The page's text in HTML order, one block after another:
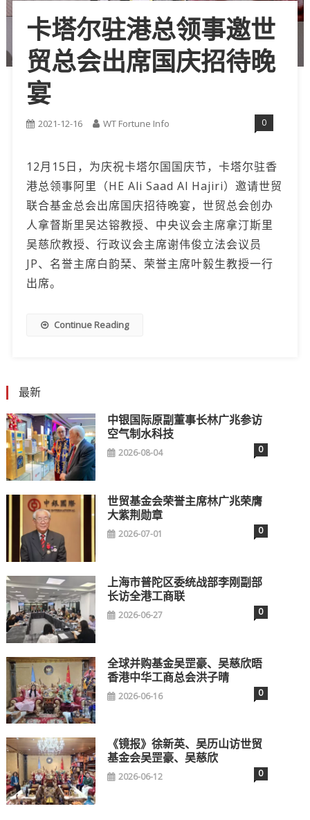
卡塔尔驻港总领事邀世
贸总会出席国庆招待晚
宴
2021-12-16 WT Fortune Info 0
12月15日，为庆祝卡塔尔国国庆节，卡塔尔驻香
港总领事阿里（HE Ali Saad Al Hajiri）邀请世贸
联合基金总会出席国庆招待晚宴，世贸总会创办
人拿督斯里吴达镕教授、中央议会主席拿汀斯里
吴慈欣教授、行政议会主席谢伟俊立法会议员
JP、名誉主席白韵琹、荣誉主席叶毅生教授一行
出席。
Continue Reading
最新
中银国际原副董事长林广兆参访
空气制水科技
2026-08-04 0
世贸基金会荣誉主席林广兆荣膺
大紫荆勋章
2026-07-01 0
上海市普陀区委统战部李刚副部
长访全港工商联
2026-06-27 0
全球并购基金吴罡豪、吴慈欣晤
香港中华工商总会洪子晴
2026-06-16 0
《镜报》徐新英、吴历山访世贸
基金会吴罡豪、吴慈欣
2026-06-12 0